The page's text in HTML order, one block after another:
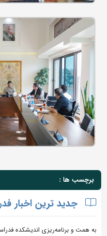
برچسب ها :
جدید ترین اخبار
به همت و برنامه‌ریزی اندیشکده